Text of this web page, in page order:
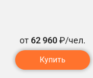
от 62 960₽/чел.
Купить